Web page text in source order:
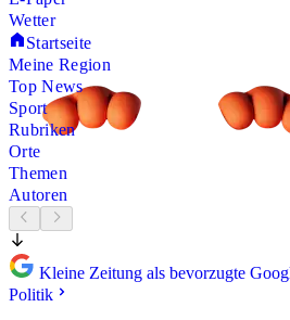
Wetter
Startseite
Meine Region
Top News
Sport
Rubriken
Orte
Themen
Autoren
Kleine Zeitung als bevorzugte
Politik